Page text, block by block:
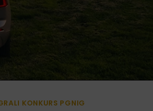
KONKURS PGNIG